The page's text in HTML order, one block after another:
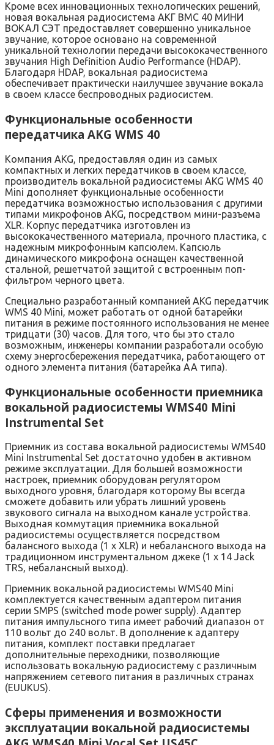
Кроме всех инновационных технологических решений,
новая вокальная радиосистема АКГ ВМС 40 МИНИ
ВОКАЛ СЭТ предоставляет совершенно уникальное
звучание, которое основано на современной
уникальной технологии передачи высококачественного
звучания High Definition Audio Performance (HDAP).
Благодаря HDAP, вокальная радиосистема
обеспечивает практически наилучшее звучание вокала
в своем классе беспроводных радиосистем.
Функциональные особенности
передатчика AKG WMS 40
Компания AKG, предоставляя один из самых
компактных и легких передатчиков в своем классе,
производитель вокальной радиосистемы AKG WMS 40
Mini дополняет функциональные особенности
передатчика возможностью использования с другими
типами микрофонов AKG, посредством мини-разъема
XLR. Корпус передатчика изготовлен из
высококачественного материала, прочного пластика, с
надежным микрофонным капсюлем. Капсюль
динамического микрофона оснащен качественной
стальной, решетчатой защитой с встроенным поп-
фильтром черного цвета.
Специально разработанный компанией AKG передатчик
WMS 40 Mini, может работать от одной батарейки
питания в режиме постоянного использования не менее
тридцати (30) часов. Для того, что бы это стало
возможным, инженеры компании разработали особую
схему энергосбережения передатчика, работающего от
одного элемента питания (батарейка АА типа).
Функциональные особенности приемника
вокальной радиосистемы WMS40 Mini
Instrumental Set
Приемник из состава вокальной радиосистемы WMS40
Mini Instrumental Set достаточно удобен в активном
режиме эксплуатации. Для большей возможности
настроек, приемник оборудован регулятором
выходного уровня, благодаря которому Вы всегда
сможете добавить или убрать лишний уровень
звукового сигнала на выходном канале устройства.
Выходная коммутация приемника вокальной
радиосистемы осуществляется посредством
балансного выхода (1 х XLR) и небалансного выхода на
традиционном инструментальном джеке (1 х 14 Jack
TRS, небалансный выход).
Приемник вокальной радиосистемы WMS40 Mini
комплектуется качественным адаптером питания
серии SMPS (switched mode power supply). Адаптер
питания импульсного типа имеет рабочий диапазон от
110 вольт до 240 вольт. В дополнение к адаптеру
питания, комплект поставки предлагает
дополнительные переходники, позволяющие
использовать вокальную радиосистему с различным
напряжением сетевого питания в различных странах
(EUUKUS).
Сферы применения и возможности
эксплуатации вокальной радиосистемы